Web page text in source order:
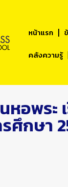
หน้าแรก
คลังความรู้
หอพร
ศึกษา